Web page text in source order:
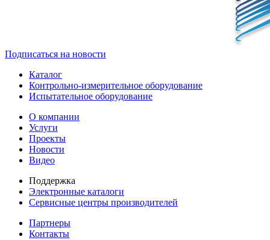
Подписаться на новости
Каталог
Контрольно-измерительное оборудование
Испытательное оборудование
О компании
Услуги
Проекты
Новости
Видео
Поддержка
Электронные каталоги
Сервисные центры производителей
Партнеры
Контакты